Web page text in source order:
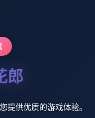
郎
提供优质的游戏体验。